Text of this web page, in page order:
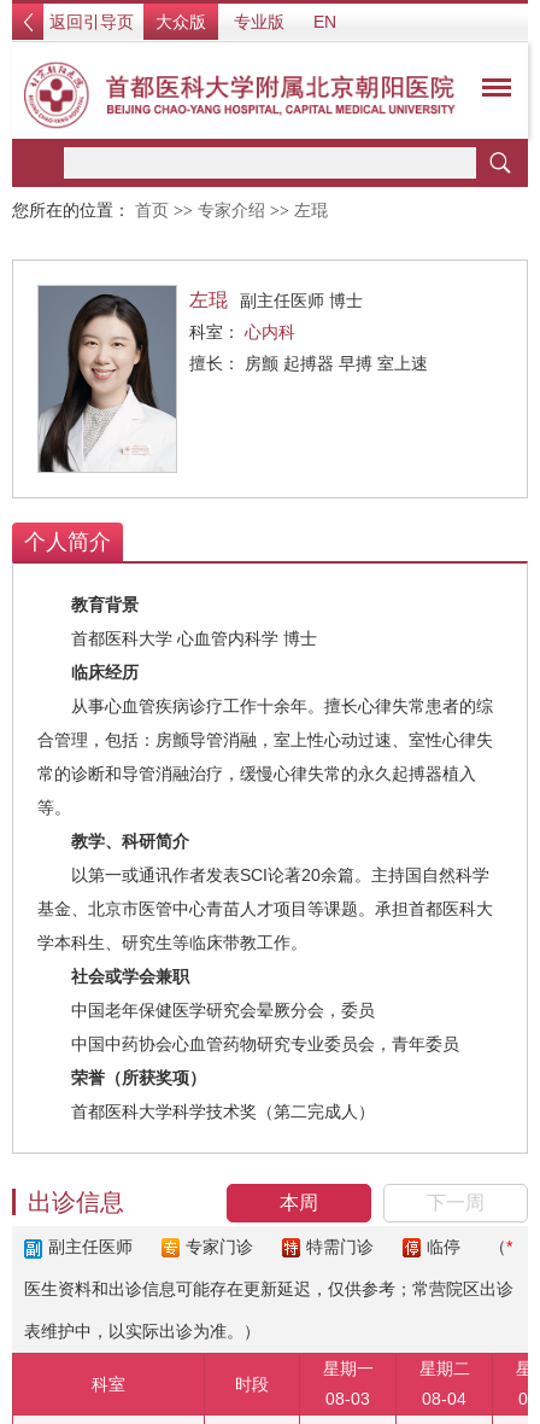
返回引导页 大众版 专业版 EN
您所在的位置： 首页 >> 专家介绍 >> 左琨
左琨
副主任医师 博士
科室： 心内科
擅长： 房颤 起搏器 早搏 室上速
个人简介
教育背景
首都医科大学 心血管内科学 博士
临床经历
从事心血管疾病诊疗工作十余年。擅长心律失常患者的综
合管理，包括：房颤导管消融，室上性心动过速、室性心律失
常的诊断和导管消融治疗，缓慢心律失常的永久起搏器植入
等。
教学、科研简介
以第一或通讯作者发表SCI论著20余篇。主持国自然科学
基金、北京市医管中心青苗人才项目等课题。承担首都医科大
学本科生、研究生等临床带教工作。
社会或学会兼职
中国老年保健医学研究会晕厥分会，委员
中国中药协会心血管药物研究专业委员会，青年委员
荣誉（所获奖项）
首都医科大学科学技术奖（第二完成人）
本周 下一周
出诊信息
副主任医师 专家门诊 特需门诊 临停 （*
医生资料和出诊信息可能存在更新延迟，仅供参考；常营院区出诊
表维护中，以实际出诊为准。）
科室 时段
星期一
08-03
星期二
08-04
星